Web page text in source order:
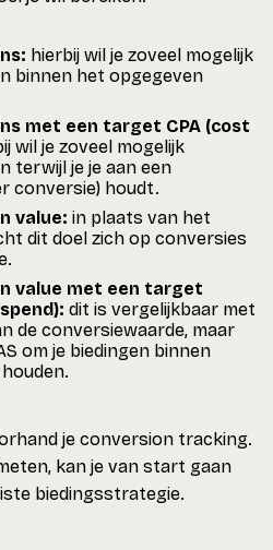
hierbij wil je zoveel mogelijk
binnen het opgegeven
met een target CPA (cost
wil je zoveel mogelijk
terwijl je je aan een
conversie) houdt.
value: in plaats van het
dit doel zich op conversies
value met een target
dit is vergelijkbaar met
de conversiewaarde, maar
om je biedingen binnen
je conversion tracking.
kan je van start gaan
biedingsstrategie.